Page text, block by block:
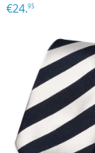
€24.95